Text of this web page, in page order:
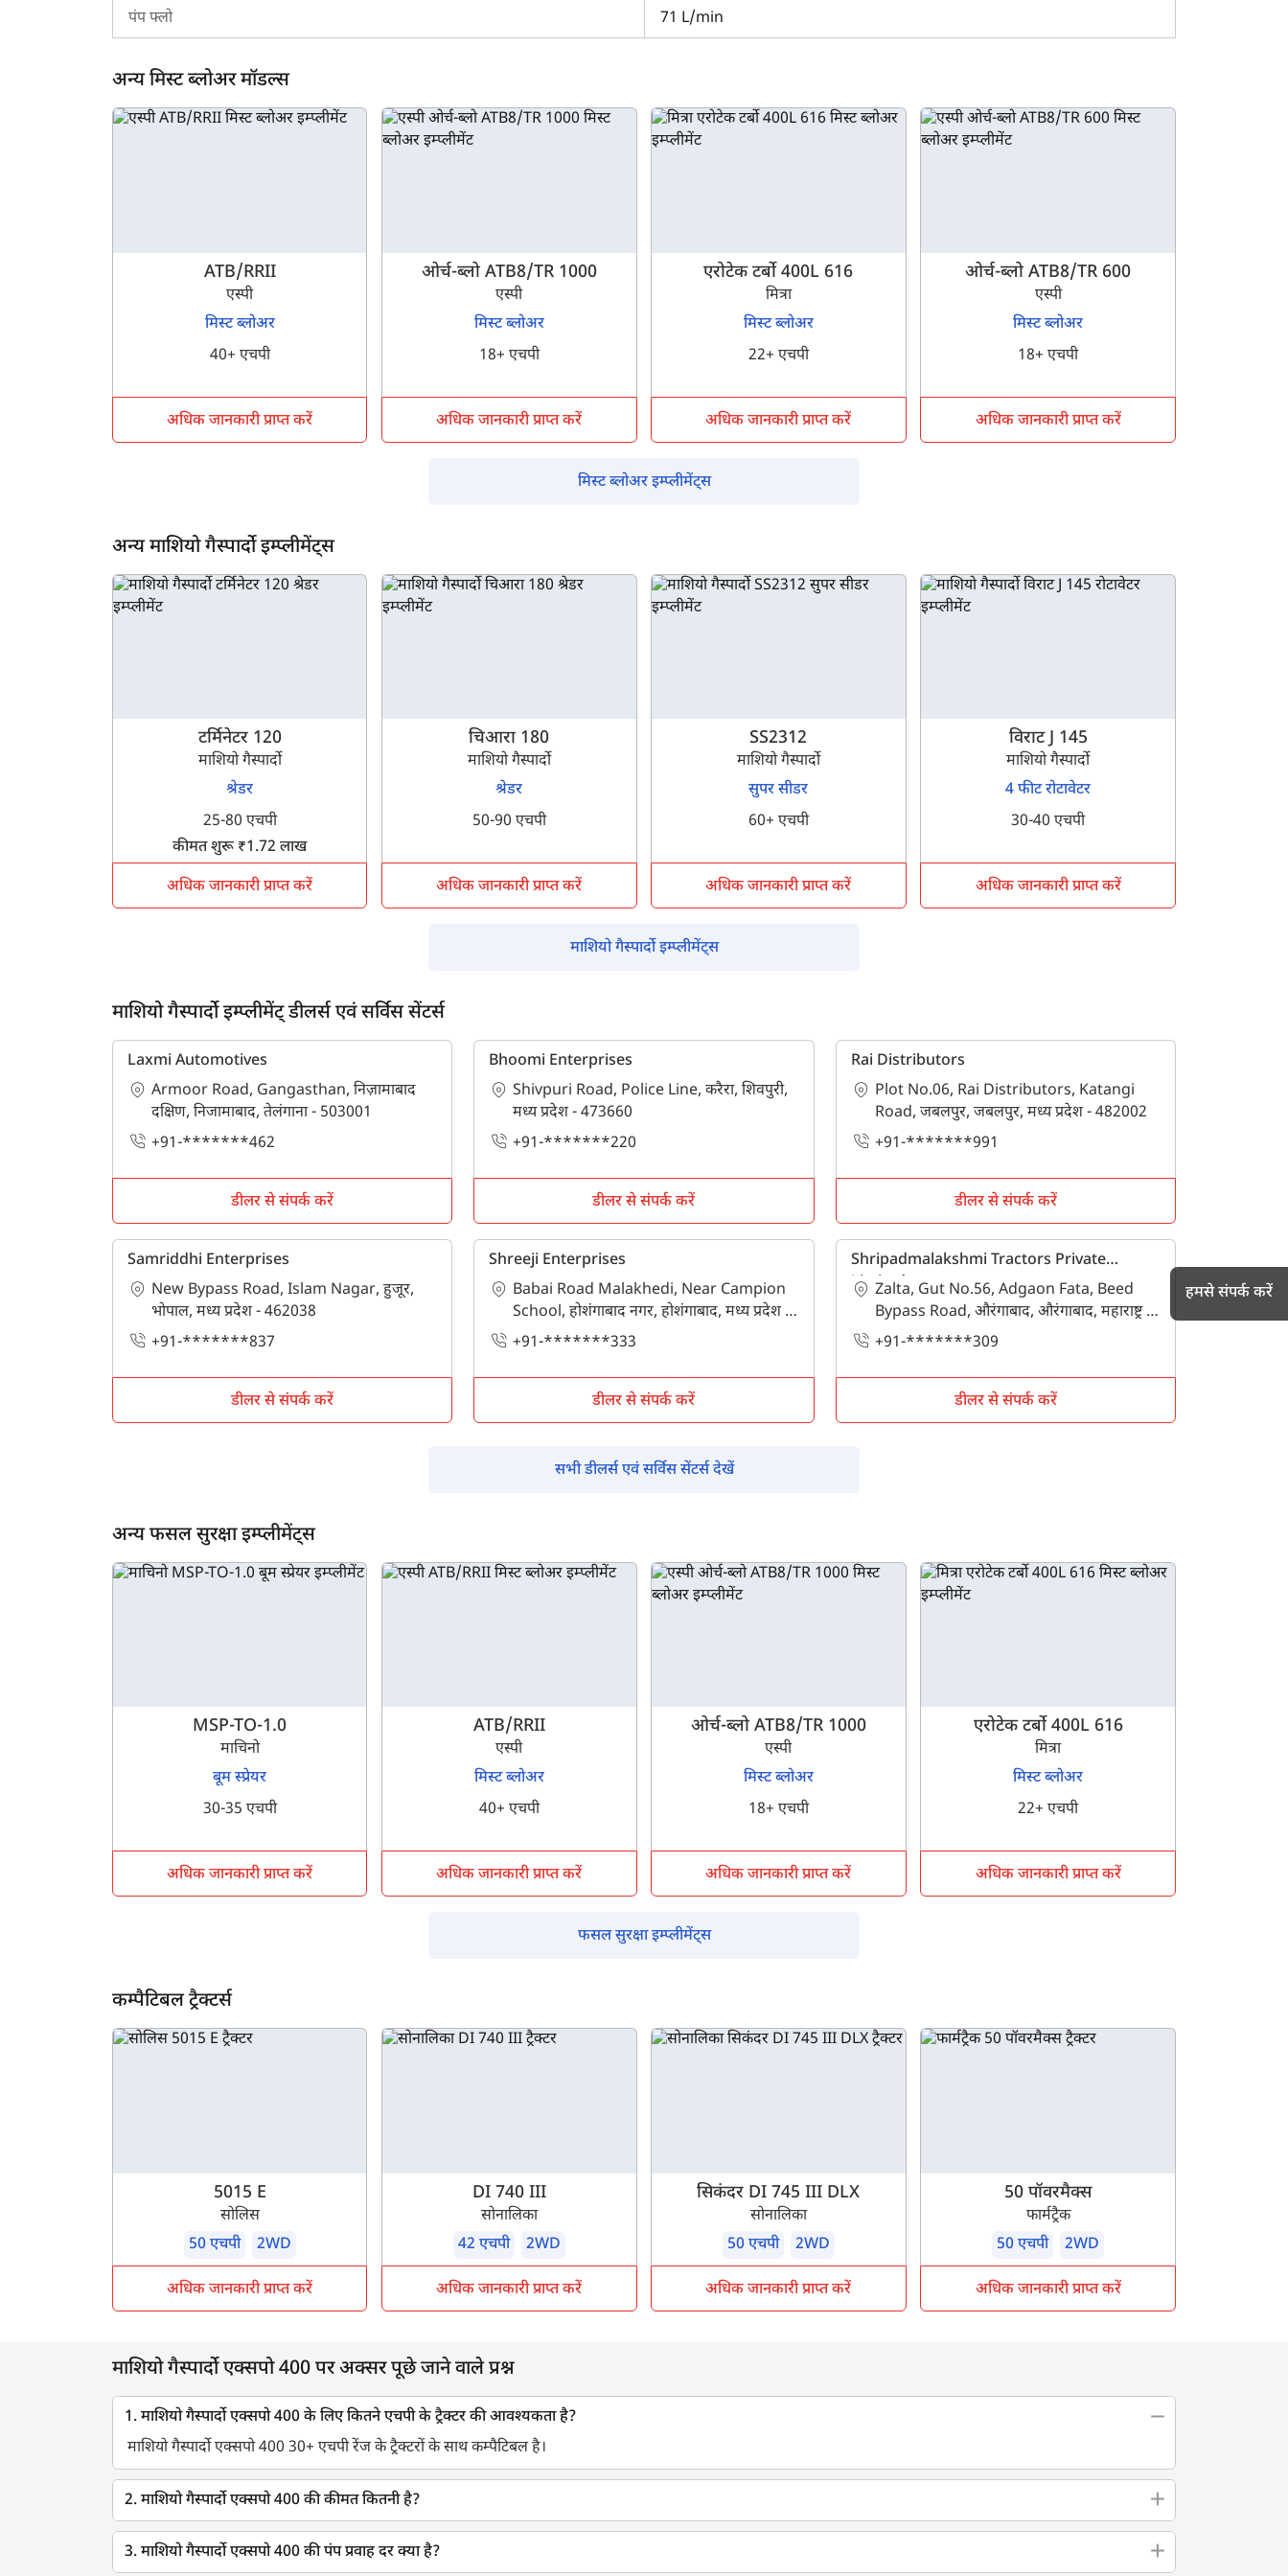
माशियो गैस्पार्दो एक्सपो 400 के लिए ट्रैक्टरकारवां को क्यों चुनें?
ट्रैक्टरकारवां उन लोगों के लिए वन-स्टॉप डेस्टिनेशन है, जो माशियो गैस्पार्दो एक्सपो 400 के बारे में प्रामाणिक जानकारी चाहते हैं। यहाँ, आप बाजार में बिक्री के लिए उपलब्ध अन्य मिस्ट ब्लोअर मॉडल का
विवरण भी प्राप्त कर सकते हैं। इसके अलावा, यदि आप इस मॉडल की तुलना समान या अलग ब्रांड के अन्य मिस्ट ब्लोअर से करना चाहते हैं, तो हमारे कंपेयर इम्प्लीमेंट टूल का उपयोग कर सकते हैं।
मिस्ट ब्लोअर के बारे में अधिक जानकारी के लिए अभी हमसे संपर्क करें।
पंप फ्लो 71 L/min
अन्य मिस्ट ब्लोअर मॉडल्स
ATB/RRII
एस्पी
मिस्ट ब्लोअर
40+ एचपी
अधिक जानकारी प्राप्त करें
ओर्च-ब्लो ATB8/TR 1000
एस्पी
मिस्ट ब्लोअर
18+ एचपी
अधिक जानकारी प्राप्त करें
एरोटेक टर्बो 400L 616
मित्रा
मिस्ट ब्लोअर
22+ एचपी
अधिक जानकारी प्राप्त करें
ओर्च-ब्लो ATB8/TR 600
एस्पी
मिस्ट ब्लोअर
18+ एचपी
अधिक जानकारी प्राप्त करें
मिस्ट ब्लोअर इम्प्लीमेंट्स
अन्य माशियो गैस्पार्दो इम्प्लीमेंट्स
टर्मिनेटर 120
माशियो गैस्पार्दो
श्रेडर
25-80 एचपी
कीमत शुरू ₹1.72 लाख
अधिक जानकारी प्राप्त करें
चिआरा 180
माशियो गैस्पार्दो
श्रेडर
50-90 एचपी
अधिक जानकारी प्राप्त करें
SS2312
माशियो गैस्पार्दो
सुपर सीडर
60+ एचपी
अधिक जानकारी प्राप्त करें
विराट J 145
माशियो गैस्पार्दो
4 फीट रोटावेटर
30-40 एचपी
अधिक जानकारी प्राप्त करें
माशियो गैस्पार्दो इम्प्लीमेंट्स
माशियो गैस्पार्दो इम्प्लीमेंट् डीलर्स एवं सर्विस सेंटर्स
Laxmi Automotives
Armoor Road, Gangasthan, निज़ामाबाद
दक्षिण, निजामाबाद, तेलंगाना - 503001
+91-*******462
डीलर से संपर्क करें
Bhoomi Enterprises
Shivpuri Road, Police Line, करैरा, शिवपुरी,
मध्य प्रदेश - 473660
+91-*******220
डीलर से संपर्क करें
Rai Distributors
Plot No.06, Rai Distributors, Katangi
Road, जबलपुर, जबलपुर, मध्य प्रदेश - 482002
+91-*******991
डीलर से संपर्क करें
Samriddhi Enterprises
New Bypass Road, Islam Nagar, हुजूर,
भोपाल, मध्य प्रदेश - 462038
+91-*******837
डीलर से संपर्क करें
Shreeji Enterprises
Babai Road Malakhedi, Near Campion
School, होशंगाबाद नगर, होशंगाबाद, मध्य प्रदेश -
461001
+91-*******333
डीलर से संपर्क करें
Shripadmalakshmi Tractors Private
Limited
Zalta, Gut No.56, Adgaon Fata, Beed
Bypass Road, औरंगाबाद, औरंगाबाद, महाराष्ट्र -
431007
+91-*******309
डीलर से संपर्क करें
सभी डीलर्स एवं सर्विस सेंटर्स देखें
अन्य फसल सुरक्षा इम्प्लीमेंट्स
MSP-TO-1.0
माचिनो
बूम स्प्रेयर
30-35 एचपी
अधिक जानकारी प्राप्त करें
ATB/RRII
एस्पी
मिस्ट ब्लोअर
40+ एचपी
अधिक जानकारी प्राप्त करें
ओर्च-ब्लो ATB8/TR 1000
एस्पी
मिस्ट ब्लोअर
18+ एचपी
अधिक जानकारी प्राप्त करें
एरोटेक टर्बो 400L 616
मित्रा
मिस्ट ब्लोअर
22+ एचपी
अधिक जानकारी प्राप्त करें
फसल सुरक्षा इम्प्लीमेंट्स
कम्पैटिबल ट्रैक्टर्स
5015 E
सोलिस
50 एचपी
2WD
अधिक जानकारी प्राप्त करें
DI 740 III
सोनालिका
42 एचपी
2WD
अधिक जानकारी प्राप्त करें
सिकंदर DI 745 III DLX
सोनालिका
50 एचपी
2WD
अधिक जानकारी प्राप्त करें
50 पॉवरमैक्स
फार्मट्रैक
50 एचपी
2WD
अधिक जानकारी प्राप्त करें
माशियो गैस्पार्दो एक्सपो 400 पर अक्सर पूछे जाने वाले प्रश्न
1. माशियो गैस्पार्दो एक्सपो 400 के लिए कितने एचपी के ट्रैक्टर की आवश्यकता है?
माशियो गैस्पार्दो एक्सपो 400 30+ एचपी रेंज के ट्रैक्टरों के साथ कम्पैटिबल है।
2. माशियो गैस्पार्दो एक्सपो 400 की कीमत कितनी है?
3. माशियो गैस्पार्दो एक्सपो 400 की पंप प्रवाह दर क्या है?
हमसे संपर्क करें
अपना पूरा नाम दर्ज करें*
मोबाइल नंबर दर्ज करें
ओटीपी दर्ज करें
पिन कोड दर्ज करें *
Privacy Policy. I authorize TVS Credit Services to share my Personal Data with
Third Parties for purposes outlined in Privacy Policy.
क्या आप बिना फॉर्म भरे जाना चाहते हैं?
आपकी जानकारी हमारे पास सुरक्षित है।